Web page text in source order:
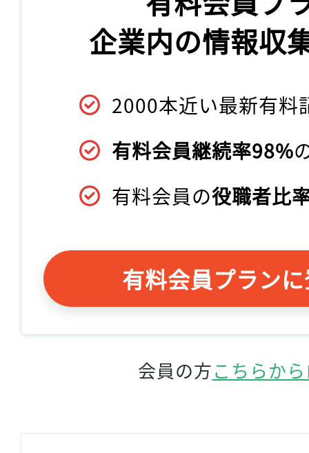
企業内の情報収
2000本近い最新有料
有料会員継続率98%
有料会員の役職者比
有料会員プラン
会員の方こちらか